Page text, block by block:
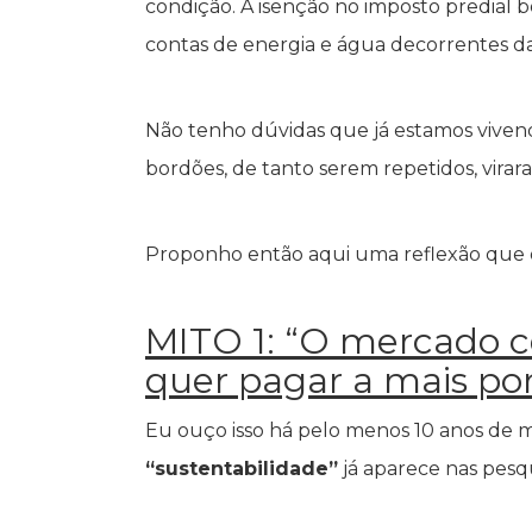
condição. A isenção no imposto predial
contas de energia e água decorrentes
Não tenho dúvidas que já estamos
bordões, de tanto serem repetidos,
Proponho então aqui uma reflexão que
MITO 1: “O
quer pagar a mais por
Eu ouço isso há pelo menos 10 anos
“sustentabilidade” já aparece nas